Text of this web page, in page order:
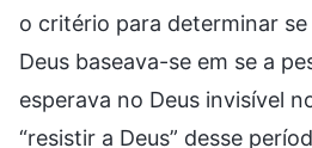
o critério para determinar se
Deus baseava-se em se a
esperava no Deus invisível
“resistir a Deus” desse